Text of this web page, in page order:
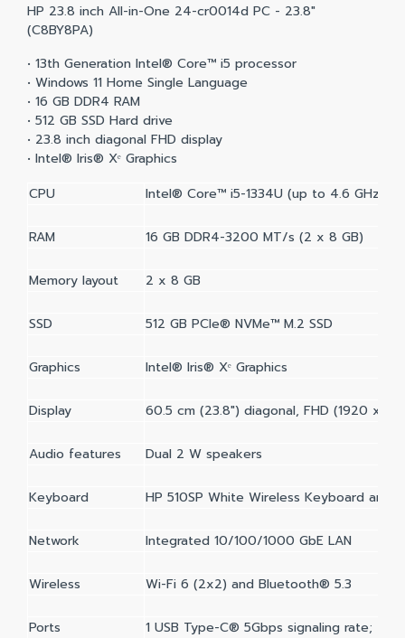
HP 23.8 inch All-in-One 24-cr0014d PC - 23.8"
(C8BY8PA)
• 13th Generation Intel® Core™ i5 processor
• Windows 11 Home Single Language
• 16 GB DDR4 RAM
• 512 GB SSD Hard drive
• 23.8 inch diagonal FHD display
• Intel® Iris® Xᵉ Graphics
CPU
Intel® Core™ i5-1334U (up to 4.6 GHz
RAM 16 GB DDR4-3200 MT/s (2 x 8 GB)
Memory layout 2 x 8 GB
SSD 512 GB PCIe® NVMe™ M.2 SSD
Graphics Intel® Iris® Xᵉ Graphics
Display 60.5 cm (23.8") diagonal, FHD (1920 x
Audio features Dual 2 W speakers
Keyboard HP 510SP White Wireless Keyboard and
Network Integrated 10/100/1000 GbE LAN
Wireless Wi-Fi 6 (2x2) and Bluetooth® 5.3
Ports 1 USB Type-C® 5Gbps signaling rate; 2